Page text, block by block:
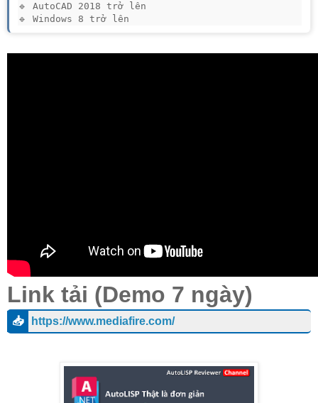
🔹 AutoCAD 2018 trở lên
🔹 Windows 8 trở lên
Link tải (Demo 7 ngày)
📥 https://www.mediafire.com/